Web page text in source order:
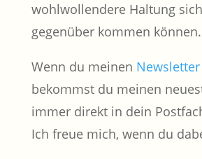
wohlwollendere Haltung
gegenüber kommen können.
Wenn du meinen Newsletter
bekommst du meinen
immer direkt in dein
Ich freue mich, wenn du